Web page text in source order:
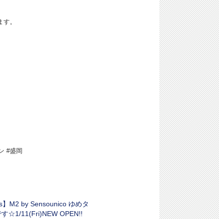
。
#盛岡
】M2 by Sensounico ゆめタ
す☆1/11(Fri)NEW OPEN!!